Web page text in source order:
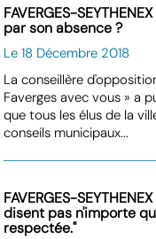
FAVERGES-
par son absence ?
Le 18 Décembre 2018
La conseillère
Faverges avec vous » a
que tous les élus de la
conseils municipaux...
FAVERGES-
disent pas n'importe
respectée."